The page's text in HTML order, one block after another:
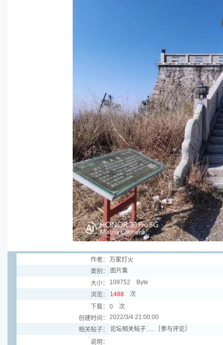
作者：
万家灯火
类别：
图片集
大小：
109752 Byte
浏览：
1488次
下载：
0 次
创建时间：
2022/3/4 21:00:00
相关帖子：
论坛相关帖子......［参与评论］
说明：